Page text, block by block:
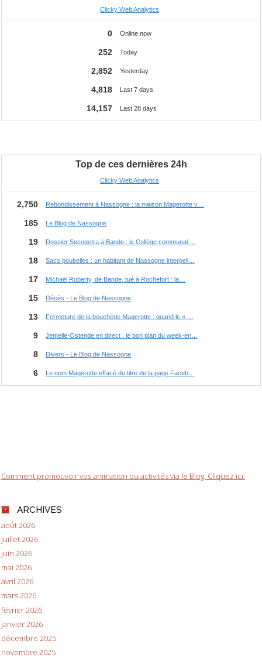
Comment promouvoir vos animation ou activités via le Blog. Cliquez ici.
ARCHIVES
août 2026
juillet 2026
juin 2026
mai 2026
avril 2026
mars 2026
février 2026
janvier 2026
décembre 2025
novembre 2025